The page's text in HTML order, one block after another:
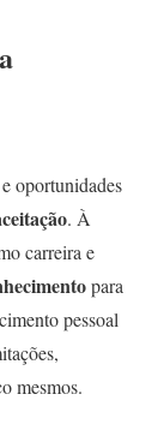
oportunidades
. À
carreira e
para
pessoal
mesmos.